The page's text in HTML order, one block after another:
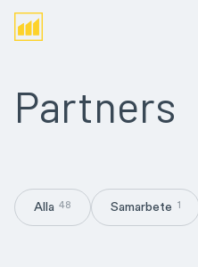
Partners
Alla 48 Samarbete 1